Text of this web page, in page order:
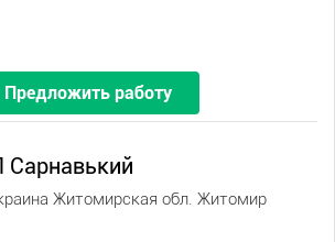
Предложить работу
Житомирская обл. Житомир